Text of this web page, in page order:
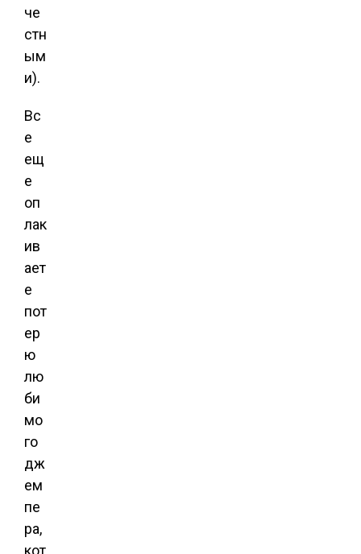
че
стн
ым
и).
Вс
е
ещ
е
оп
лак
ив
ает
е
пот
ер
ю
лю
би
мо
го
дж
ем
пе
ра,
кот